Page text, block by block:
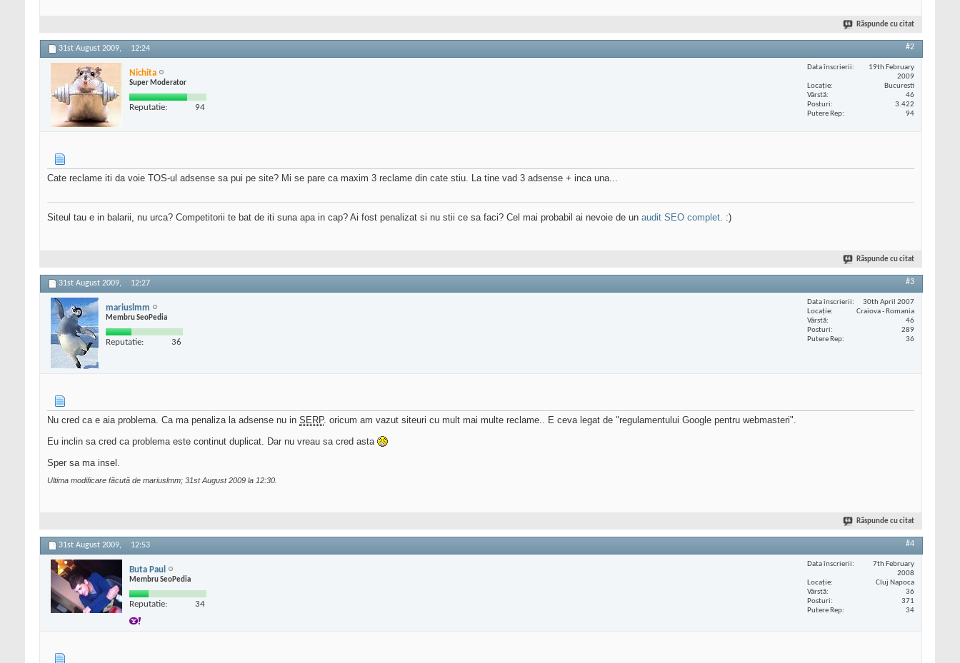
Răspunde cu citat
31st August 2009, 12:24 #2
Nichita
Super Moderator
Reputatie: 94
Data înscrierii
19th February
2009
Locaţie
Bucuresti
Vârstă
46
Posturi
3.422
Putere Rep
94
Cate reclame iti da voie TOS-ul adsense sa pui pe site? Mi se pare ca maxim 3 reclame din cate stiu. La tine vad 3 adsense + inca una...
Siteul tau e in balarii, nu urca? Competitorii te bat de iti suna apa in cap? Ai fost penalizat si nu stii ce sa faci? Cel mai probabil ai nevoie de un audit SEO complet. :)
Răspunde cu citat
31st August 2009, 12:27 #3
mariuslmm
Membru SeoPedia
Reputatie: 36
Data înscrierii
30th April 2007
Locaţie
Craiova - Romania
Vârstă
46
Posturi
289
Putere Rep
36
Nu cred ca e aia problema. Ca ma penaliza la adsense nu in SERP. oricum am vazut siteuri cu mult mai multe reclame.. E ceva legat de "regulamentului Google pentru webmasteri".
Eu inclin sa cred ca problema este continut duplicat. Dar nu vreau sa cred asta
Sper sa ma insel.
Ultima modificare făcută de mariuslmm; 31st August 2009 la 12:30
Răspunde cu citat
31st August 2009, 12:53 #4
Buta Paul
Membru SeoPedia
Reputatie: 34
Data înscrierii
7th February
2008
Locaţie
Cluj Napoca
Vârstă
36
Posturi
371
Putere Rep
34